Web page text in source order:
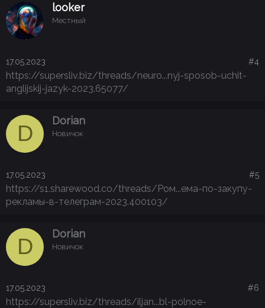
looker
Местный
17.05.2023 #4
https://supersliv.biz/threads/neuro...nyj-sposob-uchit-
anglijskij-jazyk-2023.65077/
D
Dorian
Новичок
17.05.2023 #5
https://s1.sharewood.co/threads/Ром...ема-по-закупу-
рекламы-в-телеграм-2023.400103/
D
Dorian
Новичок
17.05.2023 #6
https://supersliv.biz/threads/iljan...bl-polnoe-